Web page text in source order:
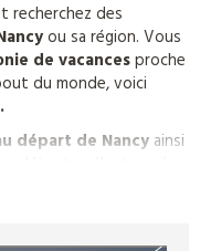
recherchez des
ou sa région. Vous
de vacancesproche
du monde, voici
départ de Nancy ainsi
détente sélectionnées